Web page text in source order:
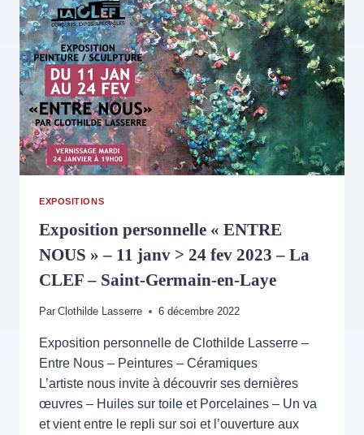
26
FÉVRIER
>
15
MARS
2024
–
ESPACE
BEAUJON
–
PARIS
EXPOSITIONS
Exposition personnelle « ENTRE
NOUS » – 11 janv > 24 fev 2023 – La
CLEF – Saint-Germain-en-Laye
Par Clothilde Lasserre 6 décembre 2022
Exposition personnelle de Clothilde Lasserre –
Entre Nous – Peintures – Céramiques
L’artiste nous invite à découvrir ses dernières
œuvres – Huiles sur toile et Porcelaines – Un va
et vient entre le repli sur soi et l’ouverture aux